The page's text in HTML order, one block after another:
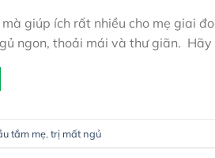
giúp ích rất nhiều cho mẹ giai
ngon, thoải mái và thư giãn.
tắm mẹ, trị mất ngủ